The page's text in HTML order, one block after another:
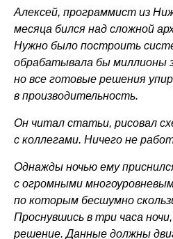
Алексей, программист из
месяца бился над сложной
Нужно было построить
обрабатывала бы миллионы
но все готовые решения
в производительность.
Он читал статьи, рисовал
с коллегами. Ничего не
Однажды ночью ему
с огромными
по которым бесшумно
Проснувшись в три часа
решение. Данные должны